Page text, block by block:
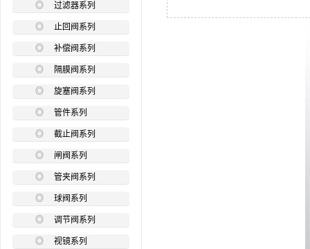
◎ 过滤器系列
◎ 止回阀系列
◎ 补偿阀系列
◎ 隔膜阀系列
◎ 旋塞阀系列
◎ 管件系列
◎ 截止阀系列
◎ 闸阀系列
◎ 管夹阀系列
◎ 球阀系列
◎ 调节阀系列
◎ 视镜系列